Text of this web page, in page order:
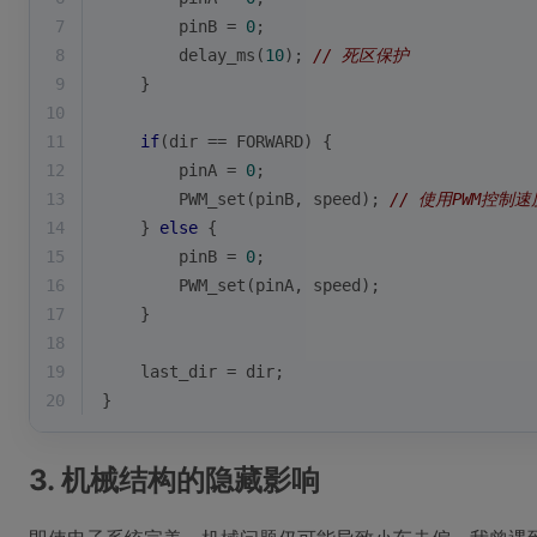
7
        pinB =
0;
8
        delay_ms(
10); // 死区保护
9
    }
10
11
if(dir == FORWARD) {
12
        pinA =
0;
13
        PWM_set(pinB, speed);
// 使用PWM控制速
14
    }
else {
15
        pinB =
0;
16
        PWM_set(pinA, speed);
17
    }
18
19
    last_dir = dir;
20
}
3. 机械结构的隐藏影响